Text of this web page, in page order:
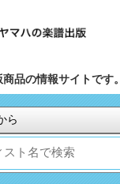
品の情報サイトです。